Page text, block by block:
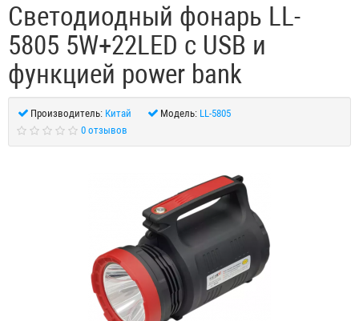
Светодиодный фонарь LL-
5805 5W+22LED с USB и
функцией power bank
Производитель: Китай Модель: LL-5805
0 отзывов